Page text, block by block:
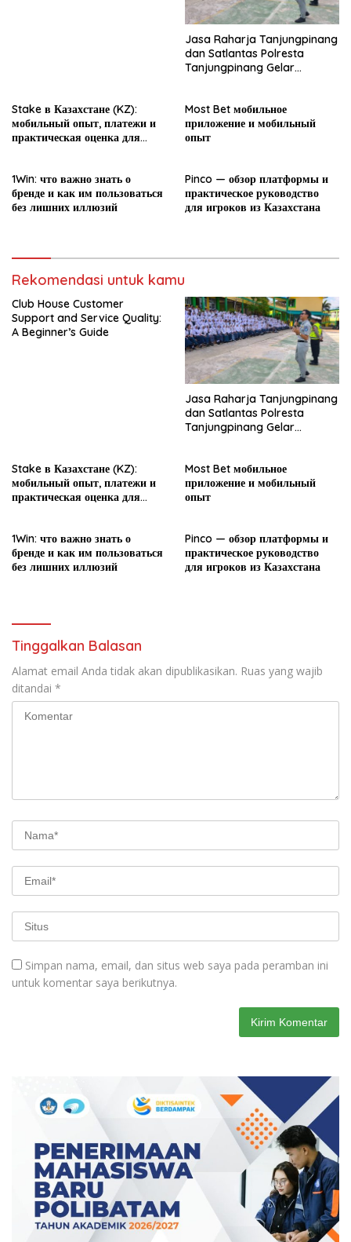
Jasa Raharja Tanjungpinang
dan Satlantas Polresta
Tanjungpinang Gelar
Stake в Казахстане (KZ):
мобильный опыт, платежи и
практическая оценка для
Most Bet мобильное
приложение и мобильный
опыт
1Win: что важно знать о
бренде и как им пользоваться
без лишних иллюзий
Pinco — обзор платформы и
практическое руководство
для игроков из Казахстана
Rekomendasi untuk kamu
Club House Customer
Support and Service Quality:
A Beginner’s Guide
Jasa Raharja Tanjungpinang
dan Satlantas Polresta
Tanjungpinang Gelar
Stake в Казахстане (KZ):
мобильный опыт, платежи и
практическая оценка для
Most Bet мобильное
приложение и мобильный
опыт
1Win: что важно знать о
бренде и как им пользоваться
без лишних иллюзий
Pinco — обзор платформы и
практическое руководство
для игроков из Казахстана
Tinggalkan Balasan
Alamat email Anda tidak akan dipublikasikan. Ruas yang wajib
ditandai *
Simpan nama, email, dan situs web saya pada peramban ini
untuk komentar saya berikutnya.